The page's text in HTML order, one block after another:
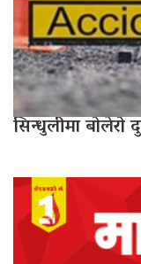
सिन्धुलीमा